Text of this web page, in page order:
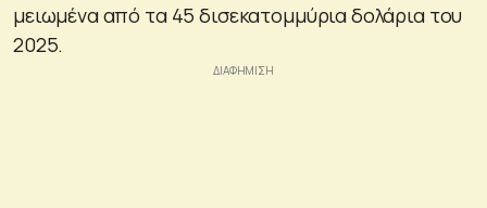
μειωμένα από τα 45 δισεκατομμύρια δολάρια του
2025.